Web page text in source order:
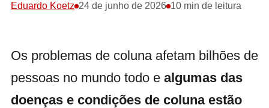
Eduardo Koetz 24 de junho de 2026 10 min de leitura
Os problemas de coluna afetam bilhões de
pessoas no mundo todo e algumas das
doenças e condições de coluna estão